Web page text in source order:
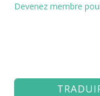
Devenez membre